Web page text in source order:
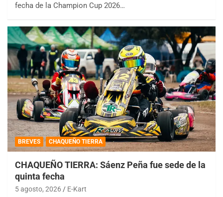
fecha de la Champion Cup 2026…
BREVES CHAQUEÑO TIERRA
CHAQUEÑO TIERRA: Sáenz Peña fue sede de la
quinta fecha
5 agosto, 2026 E-Kart